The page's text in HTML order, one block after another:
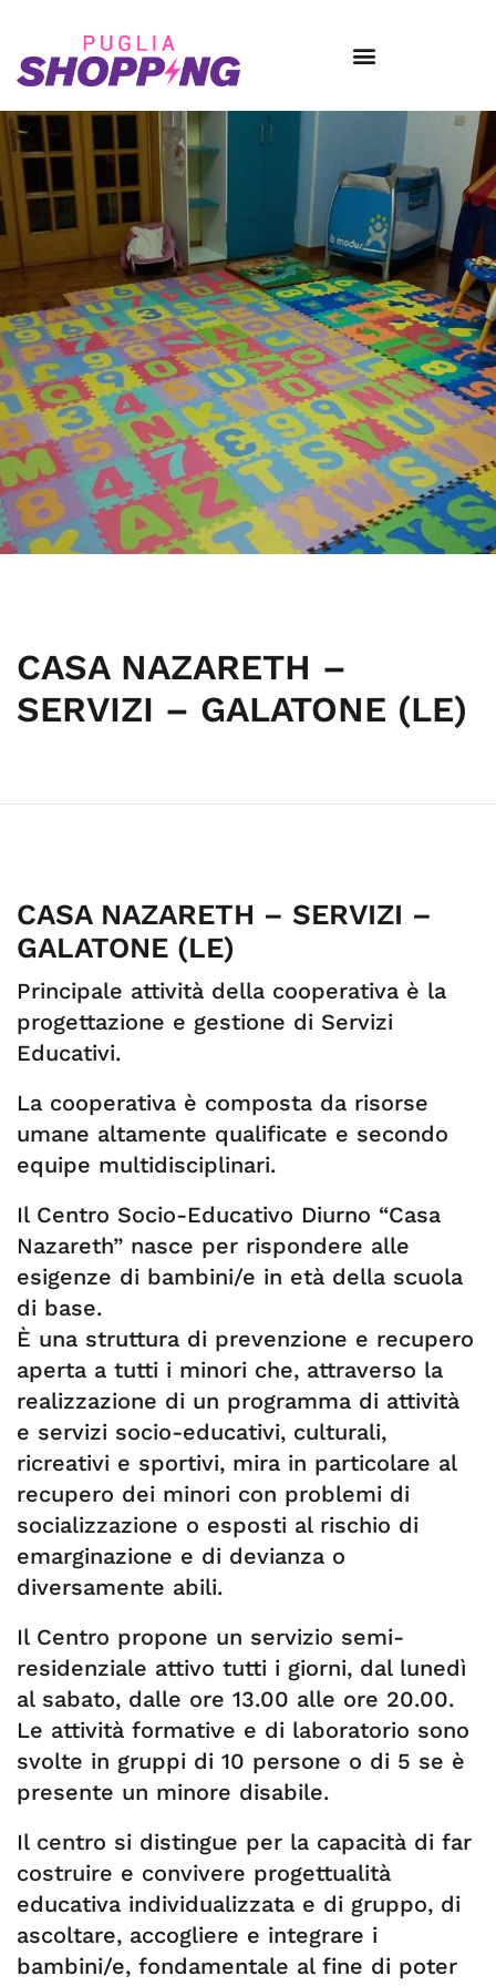
CASA NAZARETH –
SERVIZI – GALATONE (LE)
CASA NAZARETH – SERVIZI –
GALATONE (LE)
Principale attività della cooperativa è la
progettazione e gestione di Servizi
Educativi.
La cooperativa è composta da risorse
umane altamente qualificate e secondo
equipe multidisciplinari.
Il Centro Socio-Educativo Diurno “Casa
Nazareth” nasce per rispondere alle
esigenze di bambini/e in età della scuola
di base.
È una struttura di prevenzione e recupero
aperta a tutti i minori che, attraverso la
realizzazione di un programma di attività
e servizi socio-educativi, culturali,
ricreativi e sportivi, mira in particolare al
recupero dei minori con problemi di
socializzazione o esposti al rischio di
emarginazione e di devianza o
diversamente abili.
Il Centro propone un servizio semi-
residenziale attivo tutti i giorni, dal lunedì
al sabato, dalle ore 13.00 alle ore 20.00.
Le attività formative e di laboratorio sono
svolte in gruppi di 10 persone o di 5 se è
presente un minore disabile.
Il centro si distingue per la capacità di far
costruire e convivere progettualità
educativa individualizzata e di gruppo, di
ascoltare, accogliere e integrare i
bambini/e, fondamentale al fine di poter